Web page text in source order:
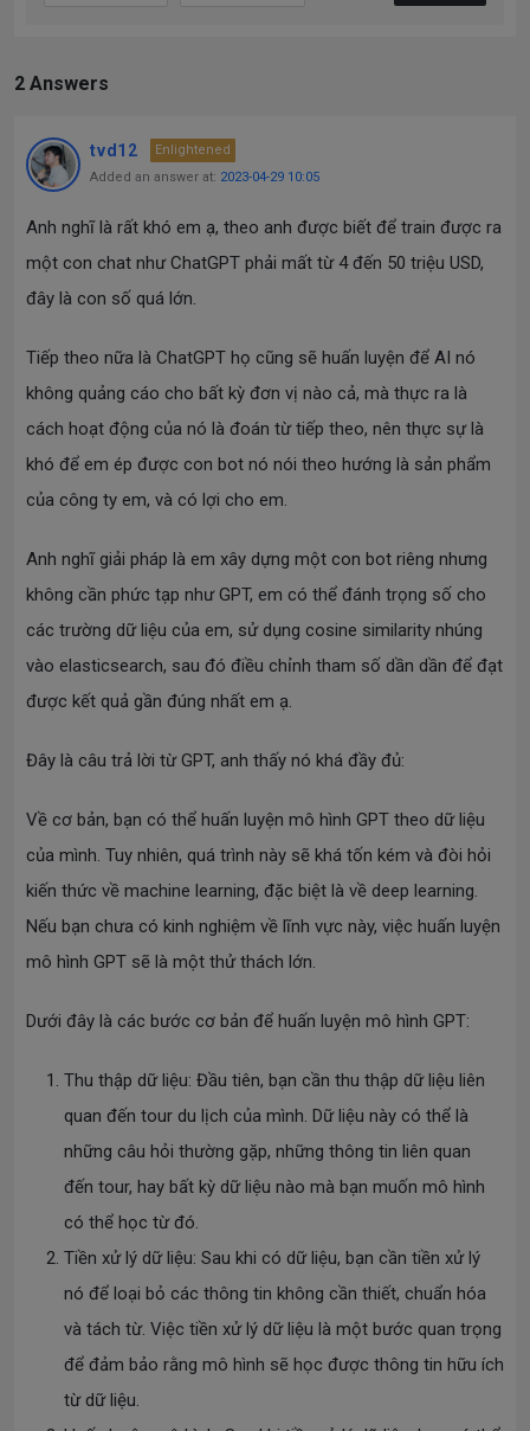
2 Answers
tvd12
Enlightened
Added an answer at: 2023-04-29 10:05
Anh nghĩ là rất khó em ạ, theo anh được biết để train được ra
một con chat như ChatGPT phải mất từ 4 đến 50 triệu USD,
đây là con số quá lớn.
Tiếp theo nữa là ChatGPT họ cũng sẽ huấn luyện để AI nó
không quảng cáo cho bất kỳ đơn vị nào cả, mà thực ra là
cách hoạt động của nó là đoán từ tiếp theo, nên thực sự là
khó để em ép được con bot nó nói theo hướng là sản phẩm
của công ty em, và có lợi cho em.
Anh nghĩ giải pháp là em xây dựng một con bot riêng nhưng
không cần phức tạp như GPT, em có thể đánh trọng số cho
các trường dữ liệu của em, sử dụng cosine similarity nhúng
vào elasticsearch, sau đó điều chỉnh tham số dần dần để đạt
được kết quả gần đúng nhất em ạ.
Đây là câu trả lời từ GPT, anh thấy nó khá đầy đủ:
Về cơ bản, bạn có thể huấn luyện mô hình GPT theo dữ liệu
của mình. Tuy nhiên, quá trình này sẽ khá tốn kém và đòi hỏi
kiến thức về machine learning, đặc biệt là về deep learning.
Nếu bạn chưa có kinh nghiệm về lĩnh vực này, việc huấn luyện
mô hình GPT sẽ là một thử thách lớn.
Dưới đây là các bước cơ bản để huấn luyện mô hình GPT:
Thu thập dữ liệu: Đầu tiên, bạn cần thu thập dữ liệu liên
quan đến tour du lịch của mình. Dữ liệu này có thể là
những câu hỏi thường gặp, những thông tin liên quan
đến tour, hay bất kỳ dữ liệu nào mà bạn muốn mô hình
có thể học từ đó.
Tiền xử lý dữ liệu: Sau khi có dữ liệu, bạn cần tiền xử lý
nó để loại bỏ các thông tin không cần thiết, chuẩn hóa
và tách từ. Việc tiền xử lý dữ liệu là một bước quan trọng
để đảm bảo rằng mô hình sẽ học được thông tin hữu ích
từ dữ liệu.